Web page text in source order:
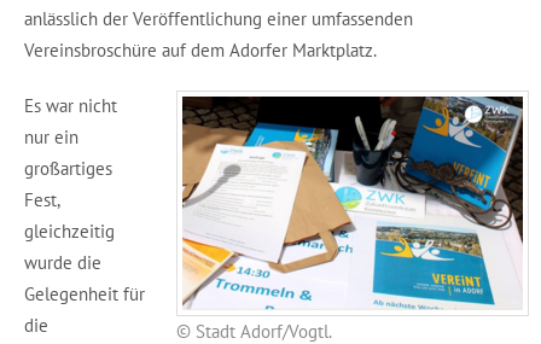
anlässlich der Veröffentlichung einer umfassenden
Vereinsbroschüre auf dem Adorfer Marktplatz.
© Stadt Adorf/Vogtl.
Es war nicht
nur ein
großartiges
Fest,
gleichzeitig
wurde die
Gelegenheit für
die